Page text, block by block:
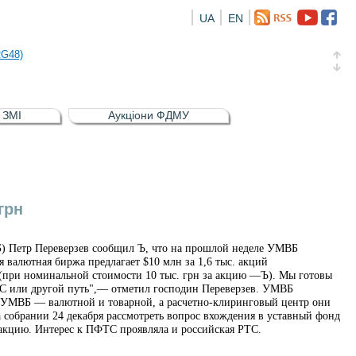
EN
UA
відсоткова електронна іменна (ISIN UA5000016726)
(ISIN UA4000232607)
відсоткова електронна іменна (ISIN UA5000016726)
ЗМІ Аукціони ФДМУ
Петр Переверзев сообщил Ъ, что на прошлой неделе УМВБ
биржа предлагает $10 млн за 1,6 тыс. акций
номинальной стоимости 10 тыс. грн за акцию —Ъ). Мы готовы
другой путь",— отметил господин Переверзев. УМВБ
— валютной и товарной, а расчетно-клиринговый центр они
24 декабря рассмотреть вопрос вхождения в уставный фонд
Интерес к ПФТС проявляла и российская РТС.